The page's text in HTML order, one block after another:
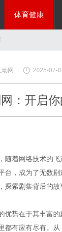
体育健康
动网 2025-07-
：开启
随着网络技术的
台，成为了无数
探索剧集背后的故
优势在于其丰富
都有应有尽有。